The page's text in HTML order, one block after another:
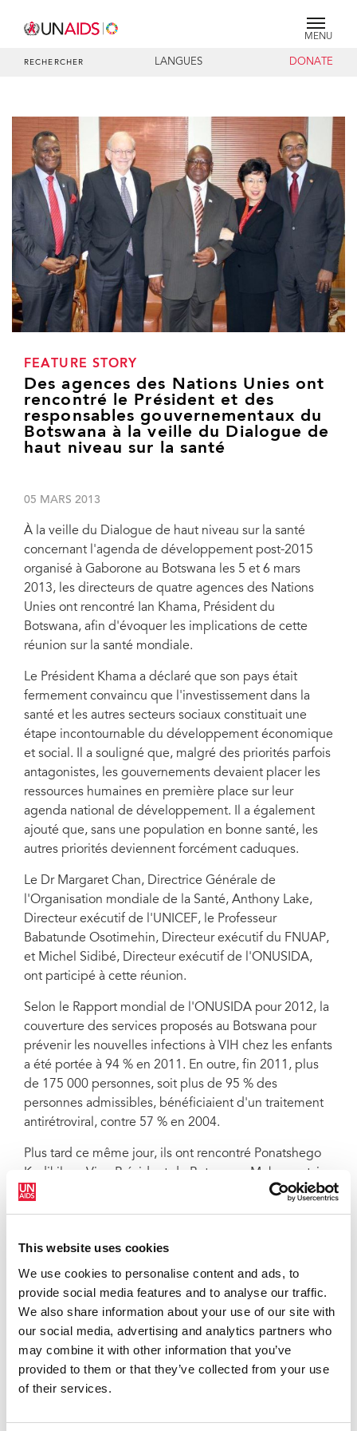
This website uses cookies
We use cookies to personalise content and ads, to
provide social media features and to analyse our traffic.
We also share information about your use of our site with
our social media, advertising and analytics partners who
may combine it with other information that you’ve
provided to them or that they’ve collected from your use
of their services.
MENU
RECHERCHER LANGUES DONATE
De gauche à droite : Professeur Babatunde Osotimehin, Directeur
exécutif du FNUAP, Anthony Lake, Directeur exécutif de l'UNICEF, Rév.
Dr John Seakgosing, Ministre de la Santé du Botswana, Dr Margaret
Chan, Directrice générale de l'Organisation mondiale de la Santé et
Michel Sidibé, Directeur exécutif de l'ONUSIDA. Photo : ONUSIDA
FEATURE STORY
Des agences des Nations Unies ont
rencontré le Président et des
responsables gouvernementaux du
Botswana à la veille du Dialogue de
haut niveau sur la santé
05 MARS 2013
À la veille du Dialogue de haut niveau sur la santé
concernant l'agenda de développement post-2015
organisé à Gaborone au Botswana les 5 et 6 mars
2013, les directeurs de quatre agences des Nations
Unies ont rencontré Ian Khama, Président du
Botswana, afin d'évoquer les implications de cette
réunion sur la santé mondiale.
Le Président Khama a déclaré que son pays était
fermement convaincu que l'investissement dans la
santé et les autres secteurs sociaux constituait une
étape incontournable du développement économique
et social. Il a souligné que, malgré des priorités parfois
antagonistes, les gouvernements devaient placer les
ressources humaines en première place sur leur
agenda national de développement. Il a également
ajouté que, sans une population en bonne santé, les
autres priorités deviennent forcément caduques.
Le Dr Margaret Chan, Directrice Générale de
l'Organisation mondiale de la Santé, Anthony Lake,
Directeur exécutif de l'UNICEF, le Professeur
Babatunde Osotimehin, Directeur exécutif du FNUAP,
et Michel Sidibé, Directeur exécutif de l'ONUSIDA,
ont participé à cette réunion.
Selon le Rapport mondial de l'ONUSIDA pour 2012, la
couverture des services proposés au Botswana pour
prévenir les nouvelles infections à VIH chez les enfants
a été portée à 94 % en 2011. En outre, fin 2011, plus
de 175 000 personnes, soit plus de 95 % des
personnes admissibles, bénéficiaient d'un traitement
antirétroviral, contre 57 % en 2004.
Plus tard ce même jour, ils ont rencontré Ponatshego
Kedikilwe, Vice-Président du Botswana, Mokgweetsi
Masisi, Ministre des Affaires présidentielles et de
l'Administration publique, Rév. Dr John Seakgosing,
des Finances et de la Planification du développement.
QUOTES
Ce n'est pas un hasard si l'un des